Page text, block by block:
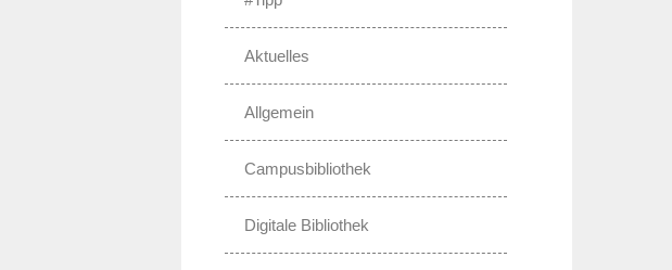
Aktuelles
Allgemein
Campusbibliothek
Digitale Bibliothek